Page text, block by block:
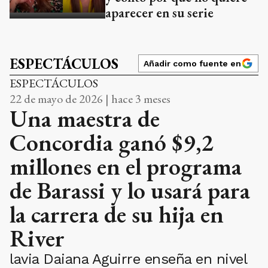
aparecer en su serie
ESPECTÁCULOS Añadir como fuente en
ESPECTÁCULOS
22 de mayo de 2026 | hace 3 meses
Una maestra de
Concordia ganó $9,2
millones en el programa
de Barassi y lo usará para
la carrera de su hija en
River
lavia Daiana Aguirre enseña en nivel